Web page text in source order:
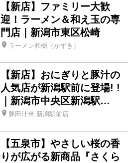
【新店】ファミリー大歓
迎！ラーメン＆和え玉の専
門店｜新潟市東区松崎
ラーメン和樹（かずき）
【新店】おにぎりと豚汁の
人気店が新潟駅前に登場! !
｜新潟市中央区新潟駅…
豚田汁米 新潟駅前店
【五泉市】やさしい桜の香
りが広がる新商品『さくら